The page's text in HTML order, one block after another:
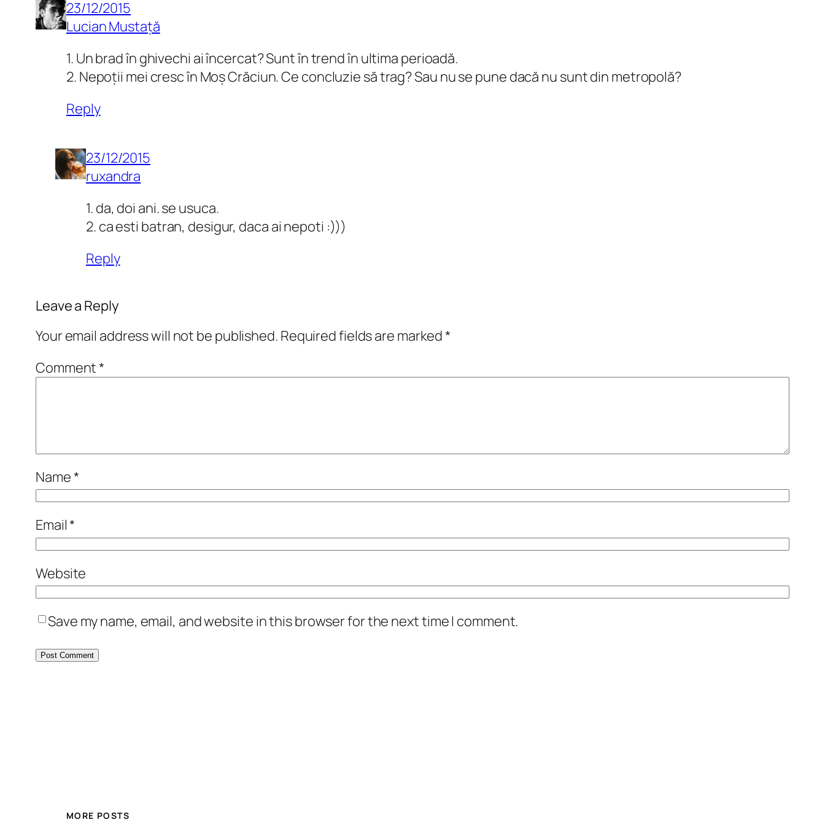
23/12/2015
Lucian Mustață
1. Un brad în ghivechi ai încercat? Sunt în trend în ultima perioadă.
2. Nepoții mei cresc în Moș Crăciun. Ce concluzie să trag? Sau nu se pune dacă nu sunt din metropolă?
Reply
23/12/2015
ruxandra
1. da, doi ani. se usuca.
2. ca esti batran, desigur, daca ai nepoti :)))
Reply
Leave a Reply
Your email address will not be published. Required fields are marked*
Comment*
Name*
Email*
Website
Save my name, email, and website in this browser for the next time I comment.
MORE POSTS